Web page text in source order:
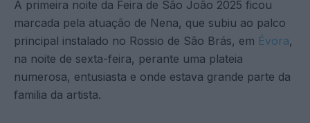
A primeira noite da Feira de São João 2025 ficou
marcada pela atuação de Nena, que subiu ao palco
principal instalado no Rossio de São Brás, em Évora,
na noite de sexta-feira, perante uma plateia
numerosa, entusiasta e onde estava grande parte da
familia da artista.